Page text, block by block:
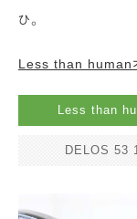
ひ。
Less than humanオ
Less than
DELOS 53